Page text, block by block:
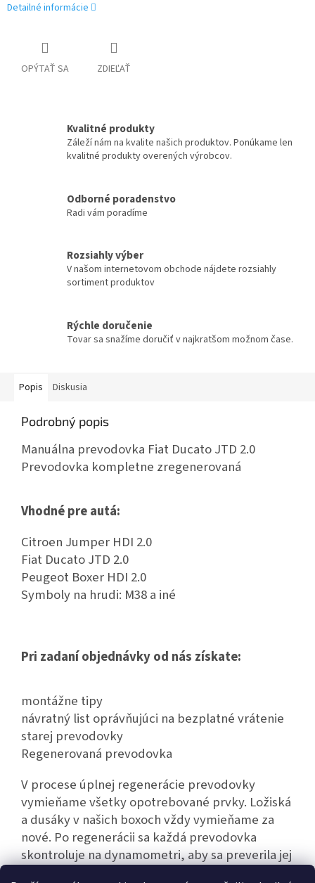
Detailné informácie
OPÝTAŤ SA ZDIEĽAŤ
Kvalitné produkty
Záleží nám na kvalite našich produktov. Ponúkame len
kvalitné produkty overených výrobcov.
Odborné poradenstvo
Radi vám poradíme
Rozsiahly výber
V našom internetovom obchode nájdete rozsiahly
sortiment produktov
Rýchle doručenie
Tovar sa snažíme doručiť v najkratšom možnom čase.
Popis Diskusia
Podrobný popis
Manuálna prevodovka Fiat Ducato JTD 2.0
Prevodovka kompletne zregenerovaná
Vhodné pre autá:
Citroen Jumper HDI 2.0
Fiat Ducato JTD 2.0
Peugeot Boxer HDI 2.0
Symboly na hrudi: M38 a iné
Pri zadaní objednávky od nás získate:
montážne tipy
návratný list oprávňujúci na bezplatné vrátenie
starej prevodovky
Regenerovaná prevodovka
V procese úplnej regenerácie prevodovky
vymieňame všetky opotrebované prvky. Ložiská
a dusáky v našich boxoch vždy vymieňame za
nové. Po regenerácii sa každá prevodovka
skontroluje na dynamometri, aby sa preverila jej